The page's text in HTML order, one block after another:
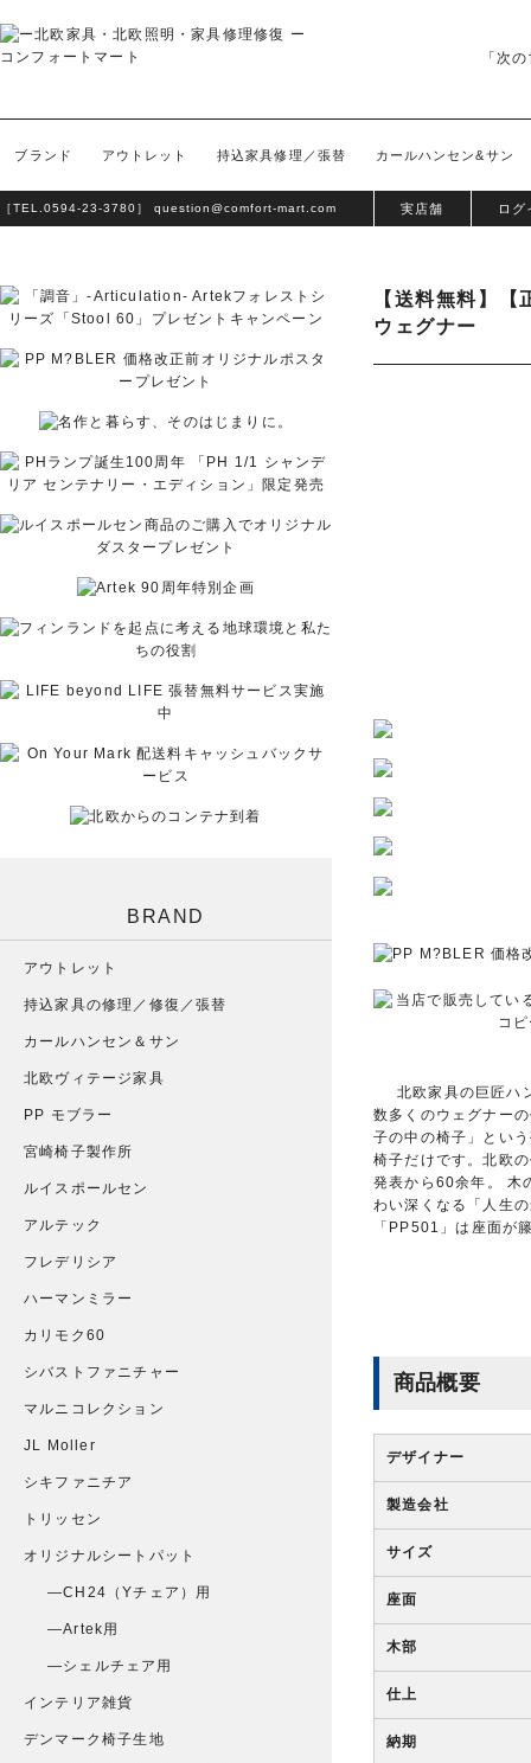
「次
ブランド アウトレット 持込家具修理／張替 カールハンセン&サン
［TEL. 0594-23-3780］ question@comfort-mart.com 実店舗 ログ
【送料無料】
ウェグナー
北欧家具の巨匠ハ
数多くのウェグナー
子の中の椅子」とい
椅子だけです。北欧
発表から60余年。 木
わい深くなる「人生
「PP501」は座面が
商品概要
デザイナー
製造会社
サイズ
座面
木部
仕上
納期
BRAND
アウトレット
持込家具の修理／修復／張替
カールハンセン＆サン
北欧ヴィテージ家具
PP モブラー
宮崎椅子製作所
ルイスポールセン
アルテック
フレデリシア
ハーマンミラー
カリモク60
シバストファニチャー
マルニコレクション
JL Moller
シキファニチア
トリッセン
オリジナルシートパット
CH24（Yチェア）用
Artek用
シェルチェア用
インテリア雑貨
デンマーク椅子生地